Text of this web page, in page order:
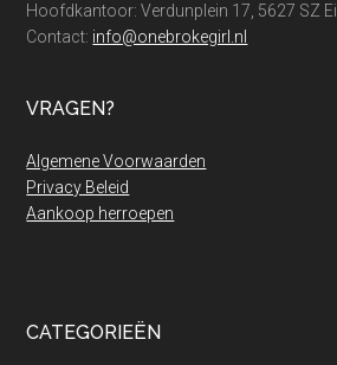
Hoofdkantoor: Verdunplein 17, 5627 SZ
Contact: info@onebrokegirl.nl
VRAGEN?
Algemene Voorwaarden
Privacy Beleid
Aankoop herroepen
CATEGORIEËN